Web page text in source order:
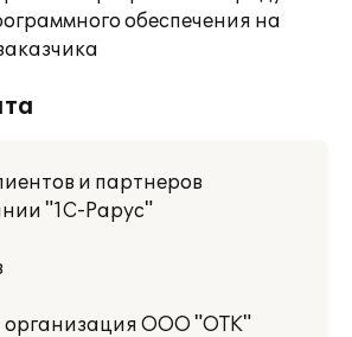
обеспечения на
и партнеров
"1С-Рарус"
ООО "ОТК"